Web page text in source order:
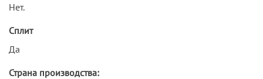
Нет.
Сплит
Да
Страна производства: